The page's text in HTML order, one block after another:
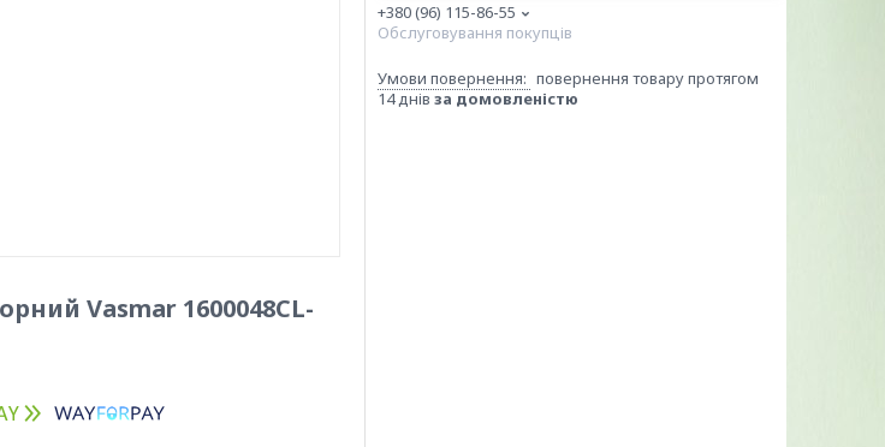
Vasmar 1600048CL-
+380 (96) 115-86-55
Обслуговування покупців
повернення товару протягом
14 днів за домовленістю